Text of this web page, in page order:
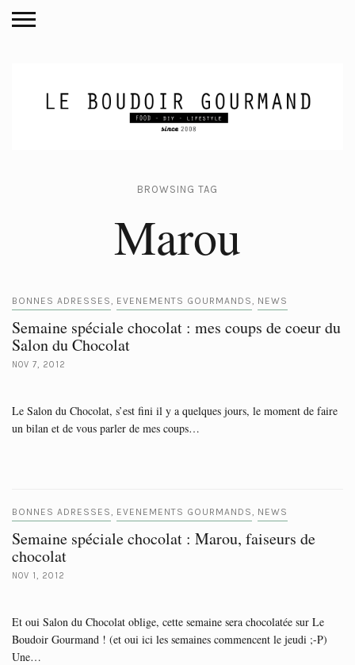
BROWSING TAG
Marou
BONNES ADRESSES, EVENEMENTS GOURMANDS, NEWS
Semaine spéciale chocolat : mes coups de coeur du
Salon du Chocolat
NOV 7, 2012
Le Salon du Chocolat, s’est fini il y a quelques jours, le moment de faire
un bilan et de vous parler de mes coups…
BONNES ADRESSES, EVENEMENTS GOURMANDS, NEWS
Semaine spéciale chocolat : Marou, faiseurs de
chocolat
NOV 1, 2012
Et oui Salon du Chocolat oblige, cette semaine sera chocolatée sur Le
Boudoir Gourmand ! (et oui ici les semaines commencent le jeudi ;-P)
Une…